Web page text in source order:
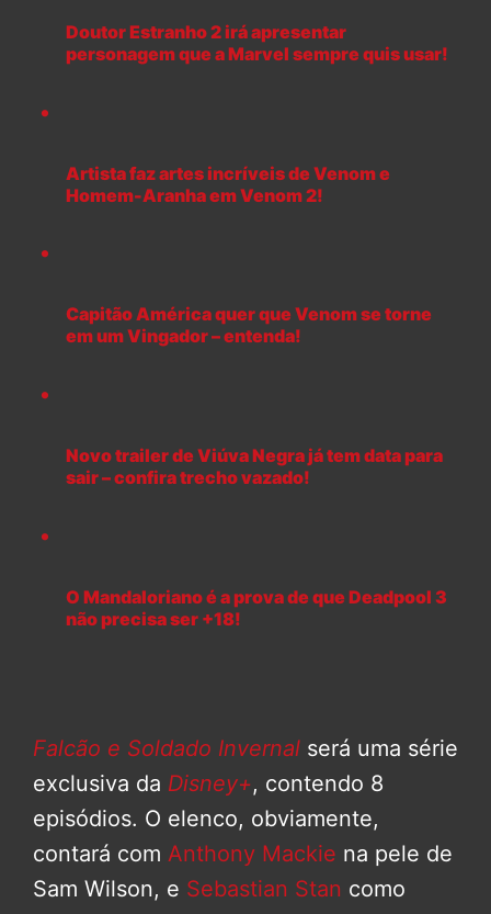
Doutor Estranho 2 irá apresentar
personagem que a Marvel sempre quis usar!
Artista faz artes incríveis de Venom e
Homem-Aranha em Venom 2!
Capitão América quer que Venom se torne
em um Vingador – entenda!
Novo trailer de Viúva Negra já tem data para
sair – confira trecho vazado!
O Mandaloriano é a prova de que Deadpool 3
não precisa ser +18!
Falcão e Soldado Invernal será uma série
exclusiva da Disney+, contendo 8
episódios. O elenco, obviamente,
contará com Anthony Mackie na pele de
Sam Wilson, e Sebastian Stan como